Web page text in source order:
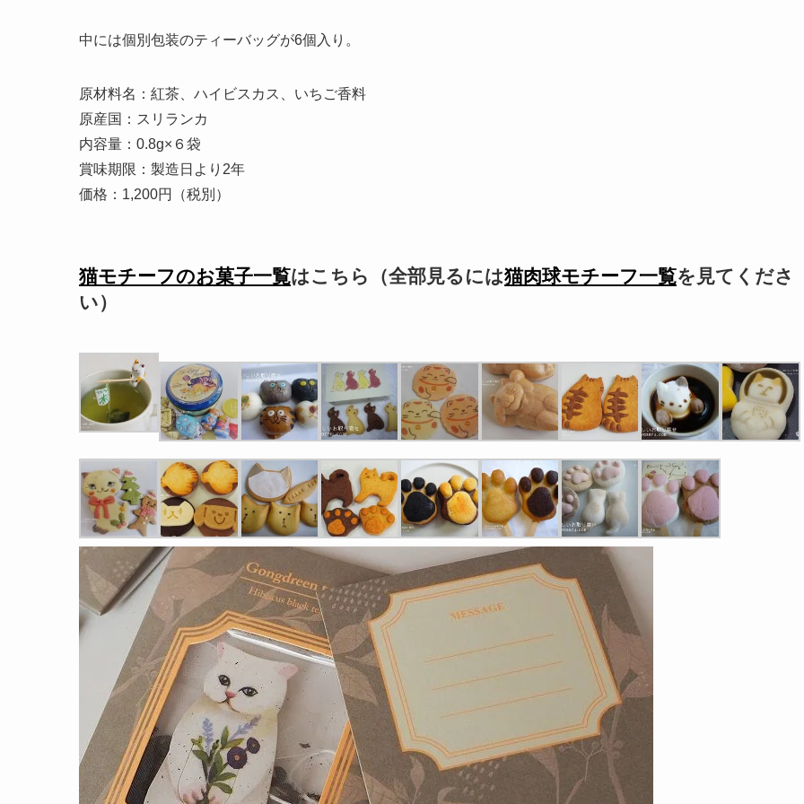
中には個別包装のティーバッグが6個入り。
原材料名：紅茶、ハイビスカス、いちご香料
原産国：スリランカ
内容量：0.8g×６袋
賞味期限：製造日より2年
価格：1,200円（税別）
猫モチーフのお菓子一覧はこちら（全部見るには猫肉球モチーフ一覧を見てくださ
い）